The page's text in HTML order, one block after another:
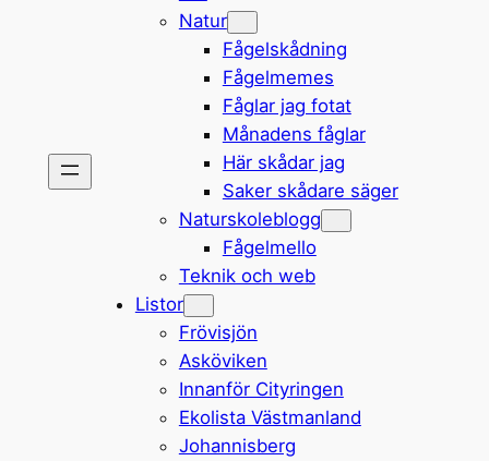
Natur
Fågelskådning
Fågelmemes
Fåglar jag fotat
Månadens fåglar
Här skådar jag
Saker skådare säger
Naturskoleblogg
Fågelmello
Teknik och web
Listor
Frövisjön
Asköviken
Innanför Cityringen
Ekolista Västmanland
Johannisberg